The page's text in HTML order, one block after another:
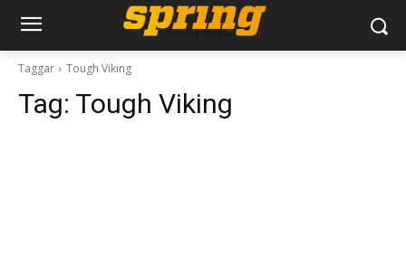
Taggar Tough Viking
Tag: Tough Viking